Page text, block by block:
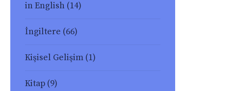
in English(14)
İngiltere (66)
Kişisel Gelişim(1)
Kitap(9)